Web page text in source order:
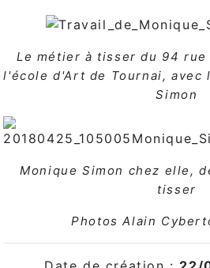
Le métier à tisser du 94
l'école d'Art de Tournai, avec
Simon
Monique Simon chez elle,
tisser
Photos Alain